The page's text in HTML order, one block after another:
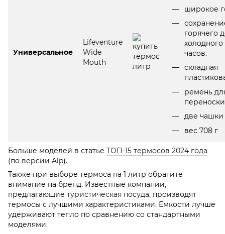
Универсальное
Lifeventure
Wide
Mouth
широкое
горячего
часов.
складная
ремень
переноски
две чашки
вес 708 г
Больше моделей в статье ТОП-15 термосов 2024 года
(по версии Alp).
Также при выборе термоса на 1 литр обратите
внимание на бренд. Известные компании,
предлагающие туристическая посуда, производят
термосы с лучшими характеристиками. Емкости лучше
удерживают тепло по сравнению со стандартными
моделями.